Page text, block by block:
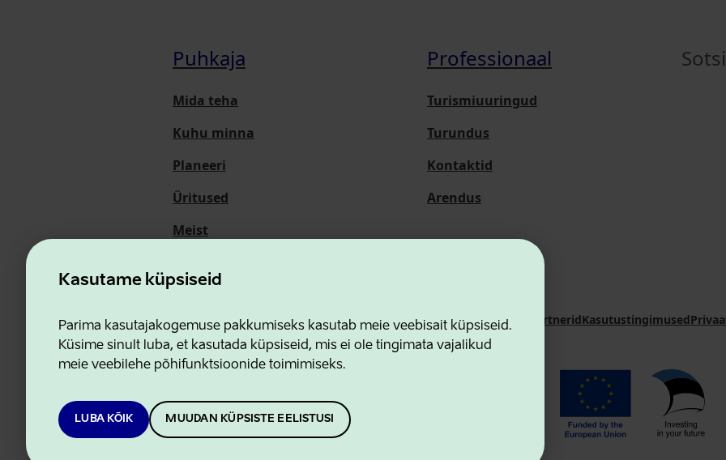
Kasutame küpsiseid
Parima kasutajakogemuse pakkumiseks kasutab meie veebisait küpsiseid.
Küsime sinult luba, et kasutada küpsiseid, mis ei ole tingimata vajalikud
meie veebilehe põhifunktsioonide toimimiseks.
LUBA KÕIK MUUDAN KÜPSISTE EELISTUSI
Puhkaja
Mida teha
Kuhu minna
Planeeri
Üritused
Meist
Professionaal
Turismiuuringud
Turundus
Kontaktid
Arendus
Ettevõtluse ja Innovatsiooni SihtasutusKontaktidKoostööpartneridKasutustingimused